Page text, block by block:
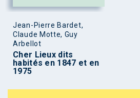
Jean-Pierre Bardet,
Claude Motte, Guy
Arbellot
Cher Lieux dits
habités en 1847 et en
1975